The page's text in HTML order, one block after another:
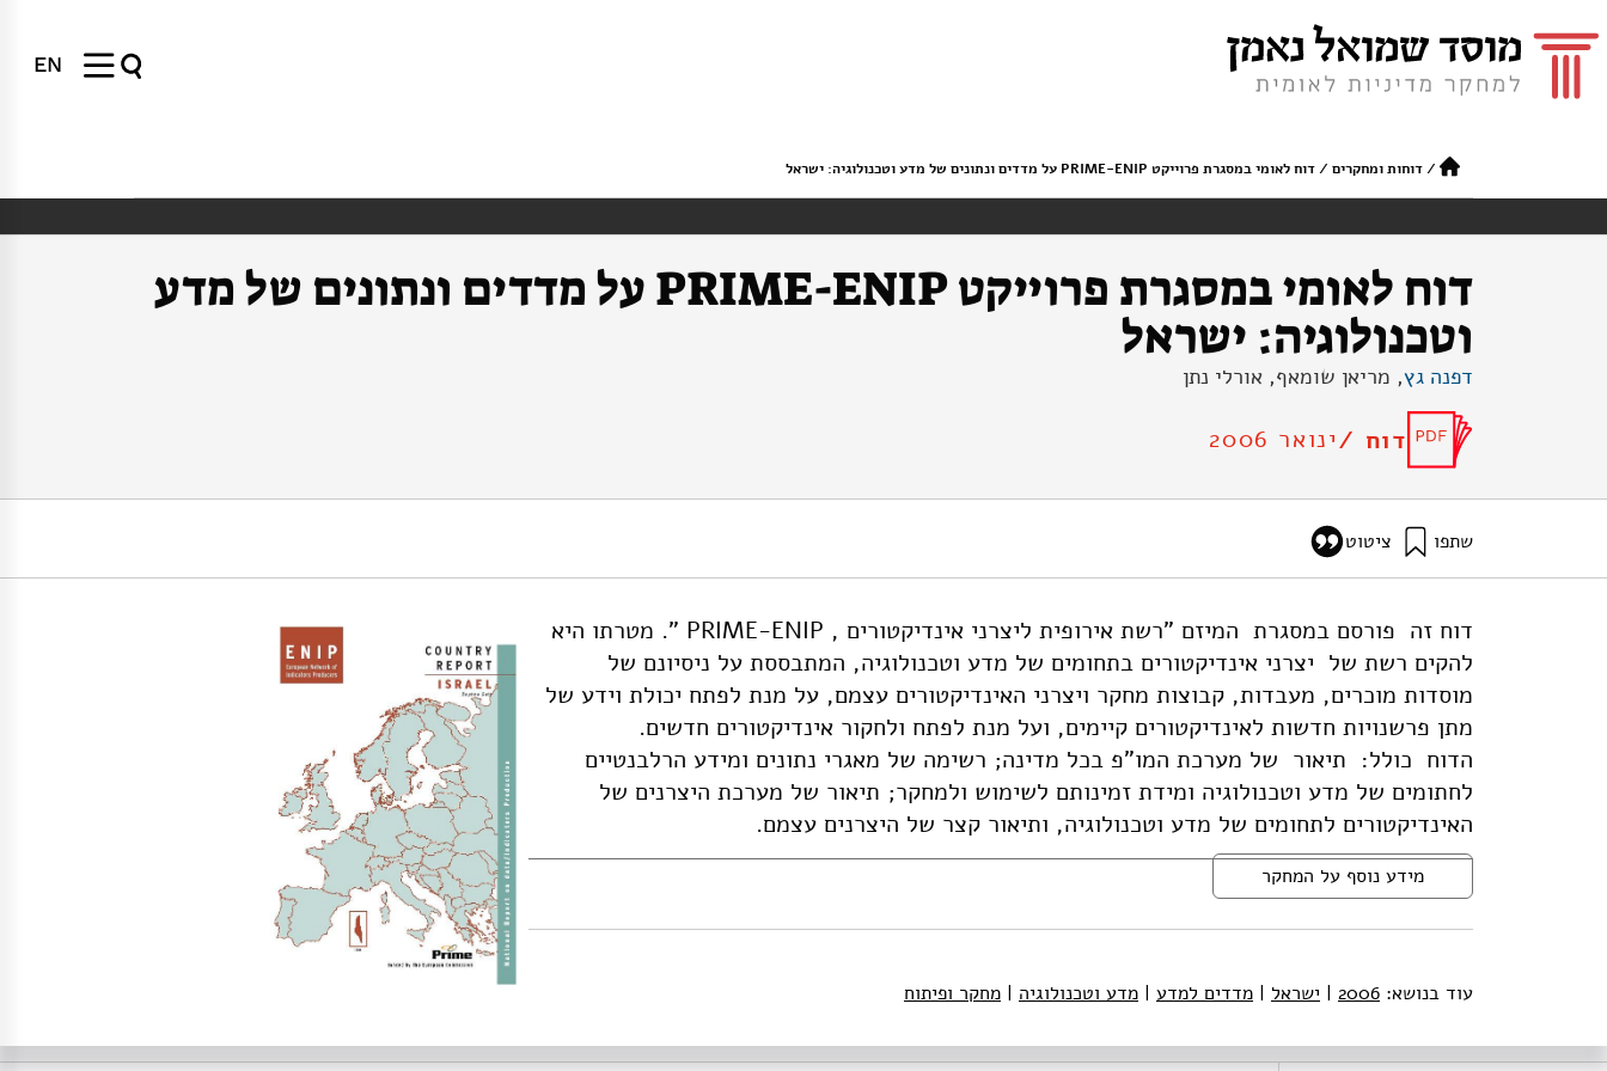
EN
/דוחות ומחקרים /דוח לאומי במסגרת פרוייקט PRIME-ENIP על מדדים ונתונים של מדע וטכנולוגיה: ישראל
דוח לאומי במסגרת פרוייקט PRIME-ENIP על מדדים ונתונים של מדע
וטכנולוגיה: ישראל
דפנה גץ, מריאן שומאף, אורלי נתן
דוח /ינואר 2006
שתפו ציטוט
דוח זה פורסם במסגרת המיזם "רשת אירופית ליצרני אינדיקטורים , PRIME-ENIP ". מטרתו היא
להקים רשת של יצרני אינדיקטורים בתחומים של מדע וטכנולוגיה, המתבססת על ניסיונם של
מוסדות מוכרים, מעבדות, קבוצות מחקר ויצרני האינדיקטורים עצמם, על מנת לפתח יכולת וידע של
מתן פרשנויות חדשות לאינדיקטורים קיימים, ועל מנת לפתח ולחקור אינדיקטורים חדשים.
הדוח כולל: תיאור של מערכת המו"פ בכל מדינה; רשימה של מאגרי נתונים ומידע הרלבנטיים
לחתומים של מדע וטכנולוגיה ומידת זמינותם לשימוש ולמחקר; תיאור של מערכת היצרנים של
האינדיקטורים לתחומים של מדע וטכנולוגיה, ותיאור קצר של היצרנים עצמם.
מידע נוסף על המחקר
עוד בנושא: 2006
| ישראל | מדדים למדע | מדע וטכנולוגיה | מחקר ופיתוח